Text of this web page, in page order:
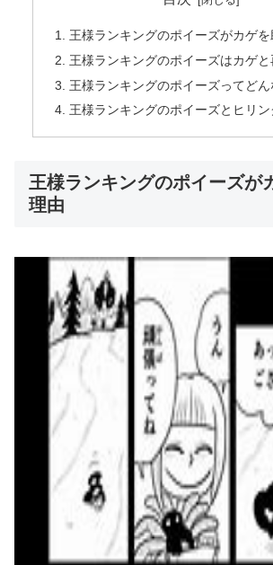
王様ランキングのポイーズがカゲ
王様ランキングのポイーズはカゲと
王様ランキングのポイーズってどん
王様ランキングのポイーズとヒリ
王様ランキングのポイーズが
理由